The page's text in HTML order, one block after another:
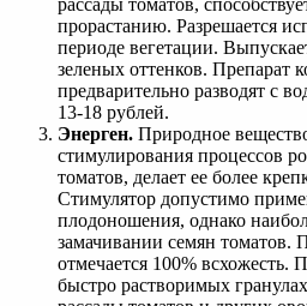
прорастанию. Разрешается
периоде вегетации.
зеленых оттенков. Препарат
предварительно разводят с
13-18 рублей.
Энерген. Природное
стимулирования процессов
томатов, делает ее более
Стимулятор допустимо
плодоношения, однако
замачивании семян томатов.
отмечается 100% всхожесть.
быстро растворимых